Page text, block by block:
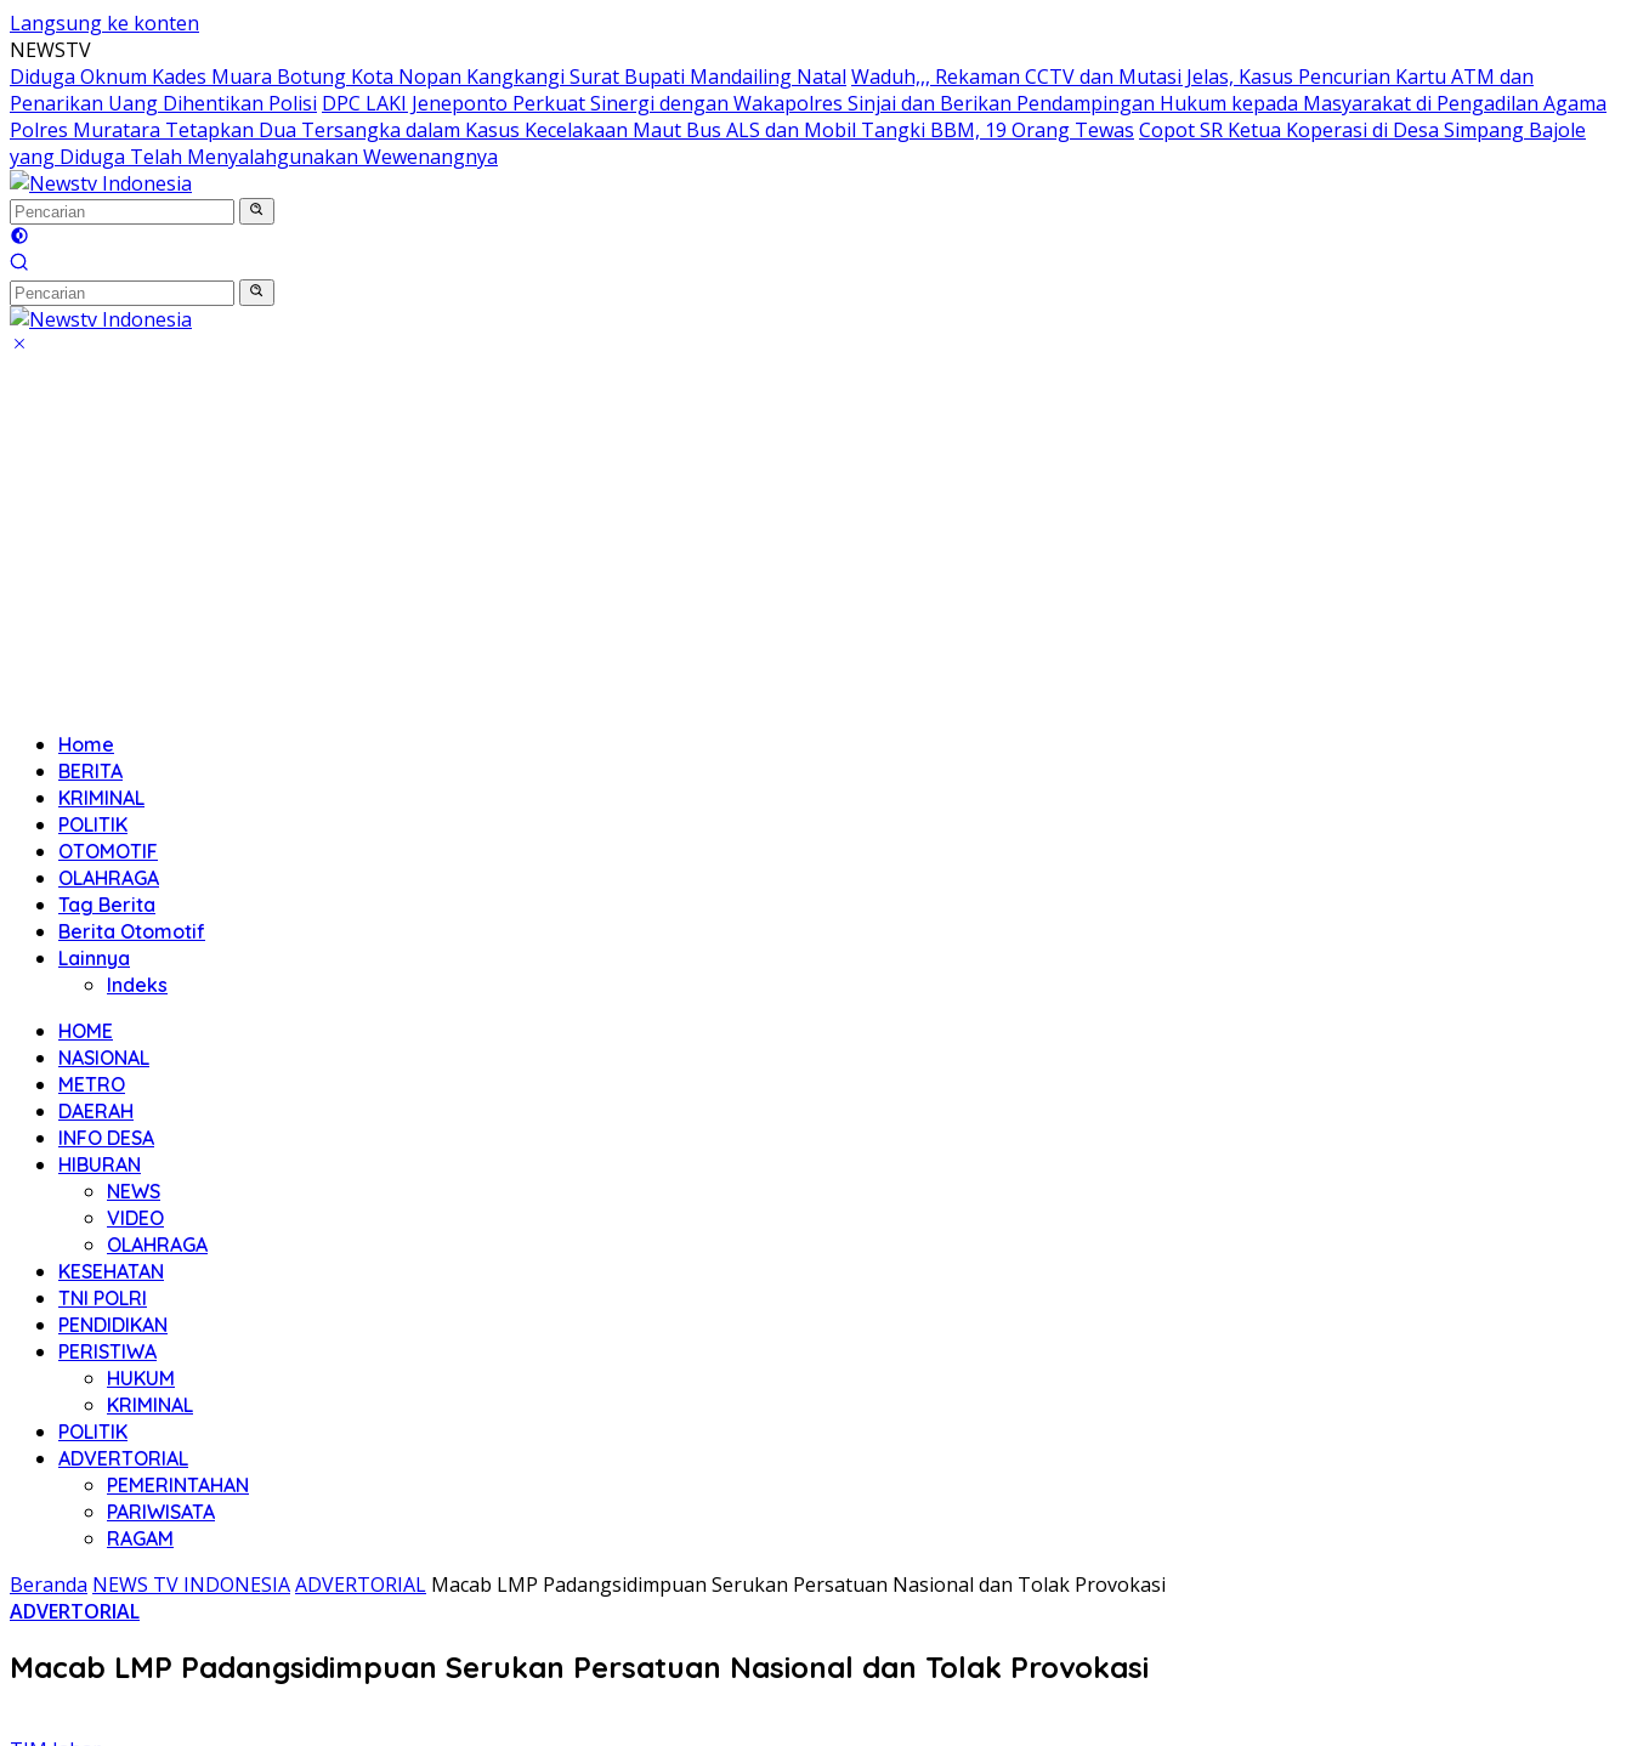
Langsung ke konten
NEWSTV
Diduga Oknum Kades Muara Botung Kota Nopan Kangkangi Surat Bupati Mandailing Natal Waduh,,, Rekaman CCTV dan Mutasi Jelas, Kasus Pencurian Kartu ATM dan
Penarikan Uang Dihentikan Polisi DPC LAKI Jeneponto Perkuat Sinergi dengan Wakapolres Sinjai dan Berikan Pendampingan Hukum kepada Masyarakat di Pengadilan Agama
Polres Muratara Tetapkan Dua Tersangka dalam Kasus Kecelakaan Maut Bus ALS dan Mobil Tangki BBM, 19 Orang Tewas Copot SR Ketua Koperasi di Desa Simpang Bajole
yang Diduga Telah Menyalahgunakan Wewenangnya
Home
BERITA
KRIMINAL
POLITIK
OTOMOTIF
OLAHRAGA
Tag Berita
Berita Otomotif
Lainnya
Indeks
HOME
NASIONAL
METRO
DAERAH
INFO DESA
HIBURAN
NEWS
VIDEO
OLAHRAGA
KESEHATAN
TNI POLRI
PENDIDIKAN
PERISTIWA
HUKUM
KRIMINAL
POLITIK
ADVERTORIAL
PEMERINTAHAN
PARIWISATA
RAGAM
Beranda NEWS TV INDONESIAADVERTORIAL Macab LMP Padangsidimpuan Serukan Persatuan Nasional dan Tolak Provokasi
ADVERTORIAL
Macab LMP Padangsidimpuan Serukan Persatuan Nasional dan Tolak Provokasi